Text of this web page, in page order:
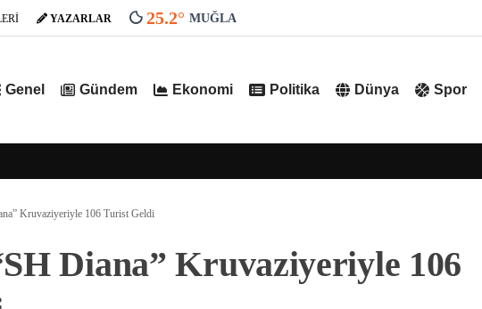
YAZARLAR 25.2° MUĞLA
Genel Gündem Ekonomi Politika Dünya Spor
Kruvaziyeriyle 106 Turist Geldi
Diana” Kruvaziyeriyle 106